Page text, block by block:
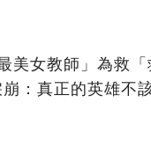
美女教師」為救
：真正的英雄不